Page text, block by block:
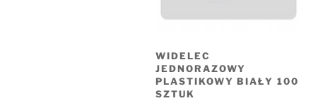
WIDELEC
JEDNORAZOWY
PLASTIKOWY BIAŁY 100
SZTUK